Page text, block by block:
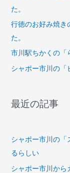
た。
行徳のお好み焼き
た。
市川駅ちかくの「
シャポー市川の「
最近の記事
シャポー市川の「
るらしい
シャポー市川から